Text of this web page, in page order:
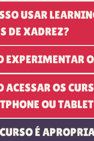
USAR
DE XADREZ?
EXPERIMENTAR
ACESSAR OS
OU
É